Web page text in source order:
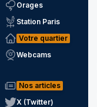
Orages
Station Paris
Votre quartier
Webcams
Nos articles
X (Twitter)